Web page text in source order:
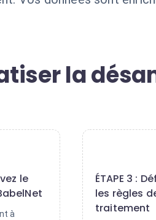
la
le
à
ÉTAPE 3 :
les règles
traitement